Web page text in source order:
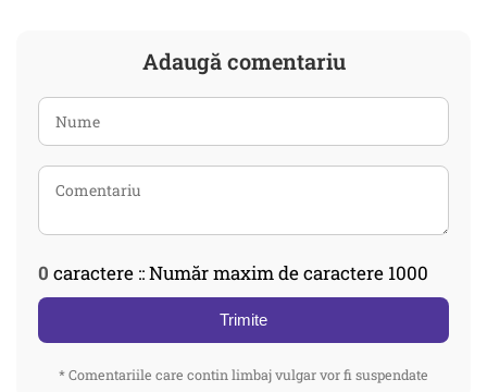
Adaugă comentariu
0 caractere :: Număr maxim de caractere 1000
Trimite
* Comentariile care contin limbaj vulgar vor fi suspendate